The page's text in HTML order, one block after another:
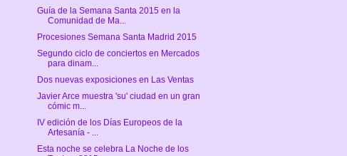
Guía de la Semana Santa 2015 en la
Comunidad de Ma...
Procesiones Semana Santa Madrid 2015
Segundo ciclo de conciertos en Mercados
para dinam...
Dos nuevas exposiciones en Las Ventas
Javier Arce muestra 'su' ciudad en un gran
cómic m...
IV edición de los Días Europeos de la
Artesanía - ...
Esta noche se celebra La Noche de los